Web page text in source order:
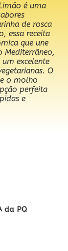
é uma
de rosca
essa receita
que une
Mediterrâneo,
excelente
O
o molho
perfeita
e
da PQ